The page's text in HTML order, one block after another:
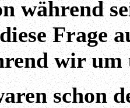
während
Frage
wir um
schon